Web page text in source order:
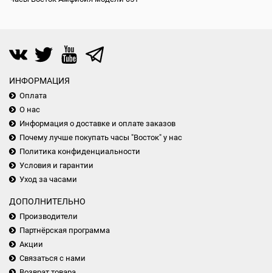
ИНФОРМАЦИЯ
Оплата
О нас
Информация о доставке и оплате заказов
Почему лучше покупать часы "Восток" у нас
Политика конфиденциальности
Условия и гарантии
Уход за часами
ДОПОЛНИТЕЛЬНО
Производители
Партнёрская программа
Акции
Связаться с нами